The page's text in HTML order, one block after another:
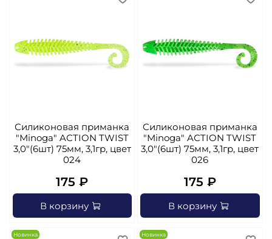
Силиконовая приманка
"Minoga" AСTION TWIST
3,0"(6шт) 75мм, 3,1гр, цвет
024
175 ₽
В корзину
Силиконовая приманка
"Minoga" AСTION TWIST
3,0"(6шт) 75мм, 3,1гр, цвет
026
175 ₽
В корзину
Новинка Новинка